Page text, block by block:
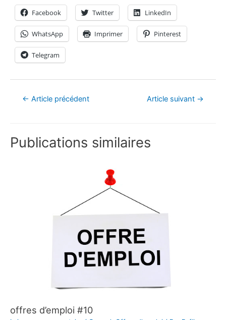
Facebook Twitter LinkedIn
WhatsApp Imprimer Pinterest
Telegram
← Article précédent Article suivant →
Publications similaires
offres d’emploi #10